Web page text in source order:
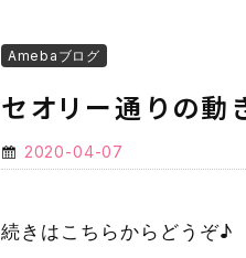
Amebaブログ
セオリー通りの動
2020-04-07
続きはこちらからどうぞ♪